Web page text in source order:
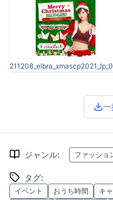
一
ジャンル: ファッショ
タグ:
イベント おうち時間 キ